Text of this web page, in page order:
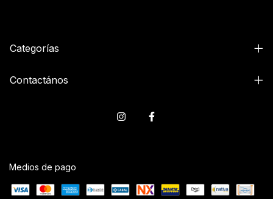
Categorías
Contactános
Medios de pago